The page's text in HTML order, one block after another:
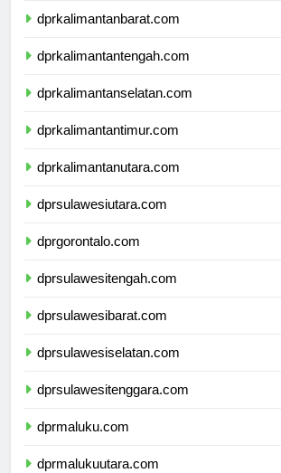
dprkalimantanbarat.com
dprkalimantantengah.com
dprkalimantanselatan.com
dprkalimantantimur.com
dprkalimantanutara.com
dprsulawesiutara.com
dprgorontalo.com
dprsulawesitengah.com
dprsulawesibarat.com
dprsulawesiselatan.com
dprsulawesitenggara.com
dprmaluku.com
dprmalukuutara.com